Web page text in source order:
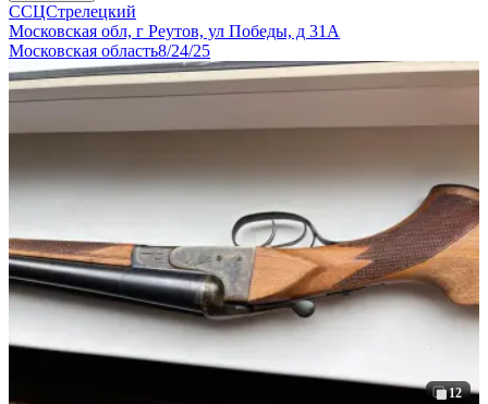
ССЦСтрелецкий
Московская обл, г Реутов, ул Победы, д 31А
Московская область8/24/25
12